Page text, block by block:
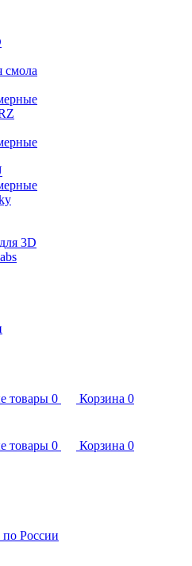
смола
3D
товары 0 Корзина 0
товары 0 Корзина 0
России